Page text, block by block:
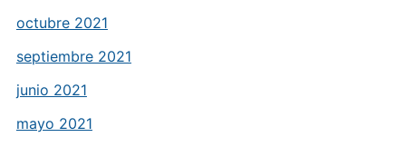
octubre 2021
septiembre 2021
junio 2021
mayo 2021